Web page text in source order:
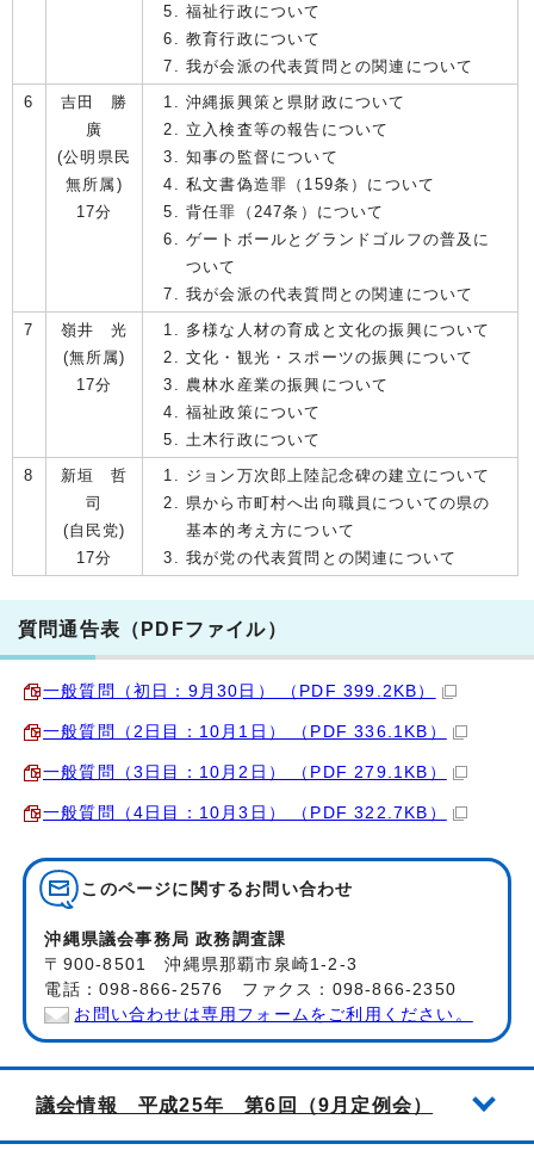
福祉行政について
教育行政について
我が会派の代表質問との関連について
6
吉田 勝
廣
(公明県民
無所属)
17分
沖縄振興策と県財政について
立入検査等の報告について
知事の監督について
私文書偽造罪（159条）について
背任罪（247条）について
ゲートボールとグランドゴルフの普及に
ついて
我が会派の代表質問との関連について
7
嶺井 光
(無所属)
17分
多様な人材の育成と文化の振興について
文化・観光・スポーツの振興について
農林水産業の振興について
福祉政策について
土木行政について
8
新垣 哲
司
(自民党)
17分
ジョン万次郎上陸記念碑の建立について
県から市町村へ出向職員についての県の
基本的考え方について
我が党の代表質問との関連について
質問通告表（PDFファイル）
一般質問（初日：9月30日） （PDF 399.2KB）
一般質問（2日目：10月1日） （PDF 336.1KB）
一般質問（3日目：10月2日） （PDF 279.1KB）
一般質問（4日目：10月3日） （PDF 322.7KB）
このページに関する お問い合わせ
沖縄県議会事務局 政務調査課
〒900-8501 沖縄県那覇市泉崎1-2-3
電話：098-866-2576 ファクス：098-866-2350
お問い合わせは専用フォームをご利用ください。
議会情報 平成25年 第6回（9月定例会）